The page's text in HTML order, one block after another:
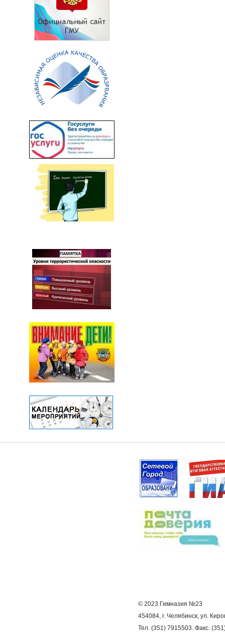
© 2023 Гимназия №23
454084, г. Челябинск, ул.
Тел. (351) 7915503. Факс.